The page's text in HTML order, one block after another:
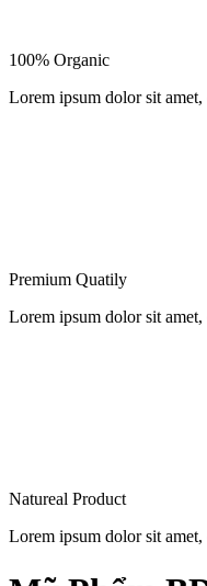
100% Organic
Lorem ipsum dolor sit
Premium Quatily
Lorem ipsum dolor sit
Natureal Product
Lorem ipsum dolor sit